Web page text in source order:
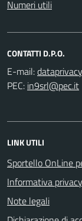
Numeri utili
CONTATTI D.P.O.
E-mail:
PEC:
LINK UTILI
Sportello OnLine
Informativa privacy
Note legali